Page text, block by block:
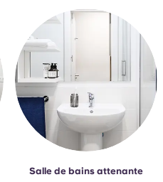
Salle de bains attenante